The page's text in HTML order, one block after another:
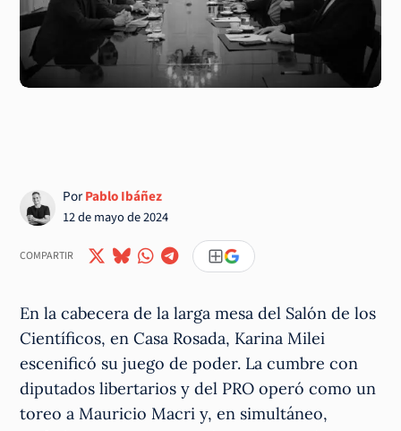
PorPablo Ibáñez
12 de mayo de 2024
COMPARTIR
En la cabecera de la larga mesa del Salón de los
Científicos, en Casa Rosada, Karina Milei
escenificó su juego de poder. La cumbre con
diputados libertarios y del PRO operó como un
toreo a Mauricio Macri y, en simultáneo,